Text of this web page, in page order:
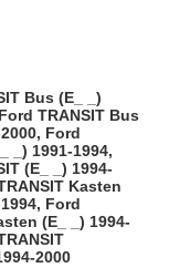
Bus (E_ _)
TRANSIT Bus
Ford
_) 1991-1994,
(E_ _) 1994-
Kasten
Ford
(E_ _) 1994-
2000